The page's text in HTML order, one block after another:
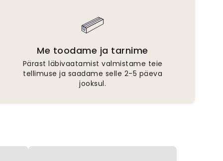
Me toodame ja tarnime
Pärast läbivaatamist valmistame teie
tellimuse ja saadame selle 2-5 päeva
jooksul.